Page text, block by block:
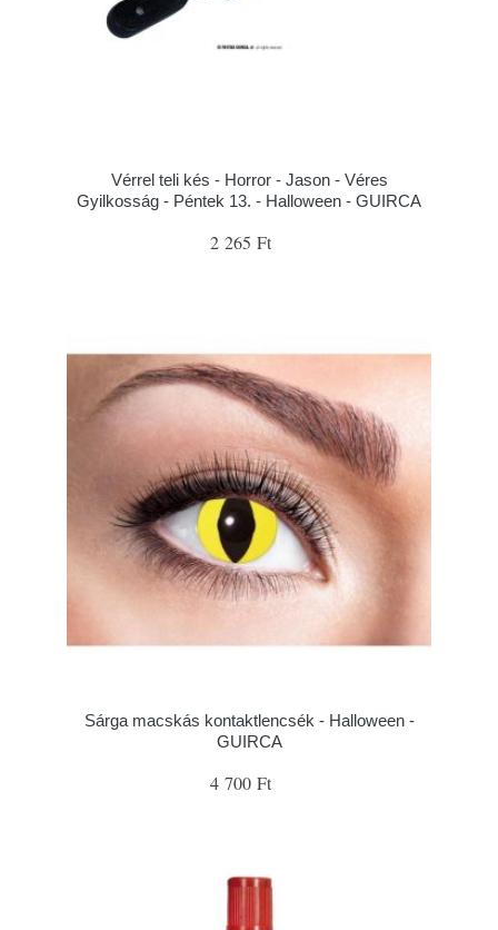
Vérrel teli kés - Horror - Jason - Véres
Gyilkosság - Péntek 13. - Halloween - GUIRCA
2 265 Ft
Sárga macskás kontaktlencsék - Halloween -
GUIRCA
4 700 Ft